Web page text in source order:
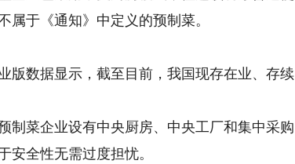
属于《通知》中定义的预制菜。
数据显示，截至目前，我国现存在业、存续
菜企业设有中央厨房、中央工厂和集中采购
安全性无需过度担忧。